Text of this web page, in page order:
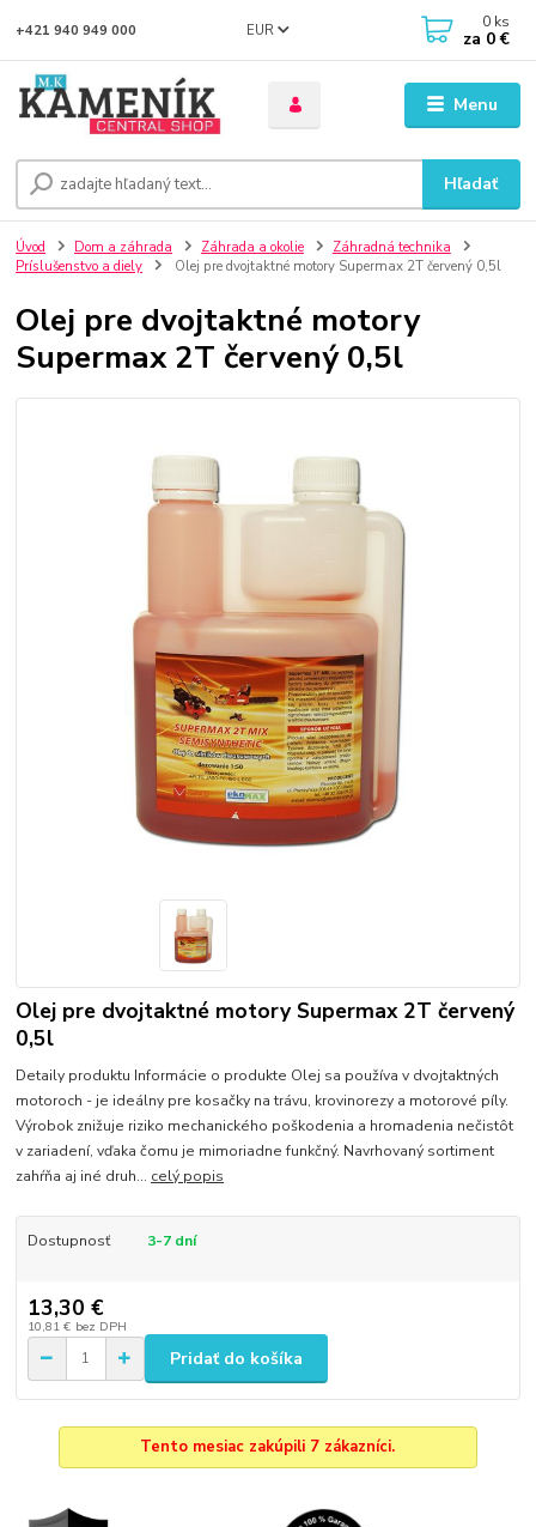
Menu
EUR
Hľadať
+421 940 949 000 0 ks
za 0 €
Úvod Dom a záhrada Záhrada a okolie
Záhradná technika
Príslušenstvo a diely
Olej pre dvojtaktné motory Supermax 2T červený 0,5l
Olej pre dvojtaktné motory
Supermax 2T červený 0,5l
Olej pre dvojtaktné motory Supermax 2T červený
0,5l
Detaily produktu Informácie o produkte Olej sa používa v dvojtaktných
motoroch - je ideálny pre kosačky na trávu, krovinorezy a motorové píly.
Výrobok znižuje riziko mechanického poškodenia a hromadenia nečistôt
v zariadení, vďaka čomu je mimoriadne funkčný. Navrhovaný sortiment
zahŕňa aj iné druh... celý popis
Dostupnosť 3-7 dní
13,30 €
10,81 € bez DPH
Pridať do košíka
Tento mesiac zakúpili 7 zákazníci.